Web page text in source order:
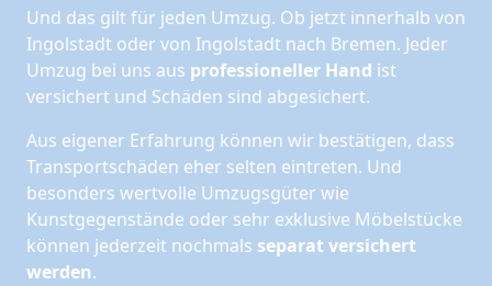
Und das gilt für jeden Umzug. Ob jetzt innerhalb von
Ingolstadt oder von Ingolstadt nach Bremen. Jeder
Umzug bei uns aus professioneller Hand ist
versichert und Schäden sind abgesichert.
Aus eigener Erfahrung können wir bestätigen, dass
Transportschäden eher selten eintreten. Und
besonders wertvolle Umzugsgüter wie
Kunstgegenstände oder sehr exklusive Möbelstücke
können jederzeit nochmals separat versichert
werden.